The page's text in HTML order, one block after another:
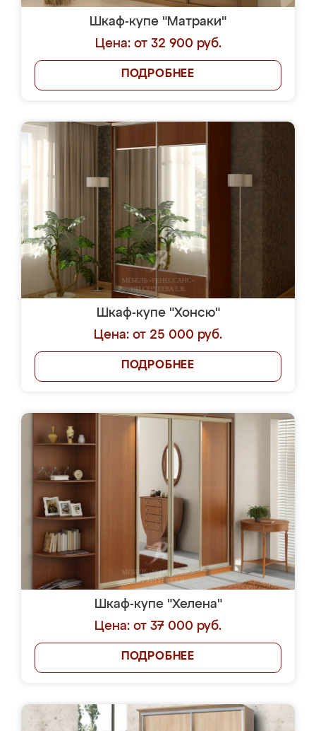
Шкаф-купе "Матраки"
Цена: от 32 900 руб.
ПОДРОБНЕЕ
Шкаф-купе "Хонсю"
Цена: от 25 000 руб.
ПОДРОБНЕЕ
Шкаф-купе "Хелена"
Цена: от 37 000 руб.
ПОДРОБНЕЕ